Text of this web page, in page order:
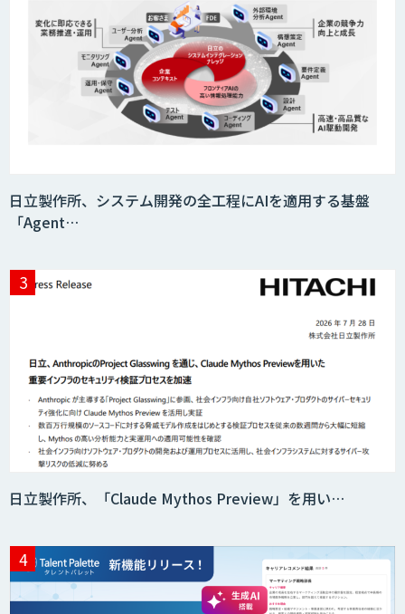
日立製作所、システム開発の全工程にAIを適用する基盤
「Agent…
日立製作所、「Claude Mythos Preview」を用い…